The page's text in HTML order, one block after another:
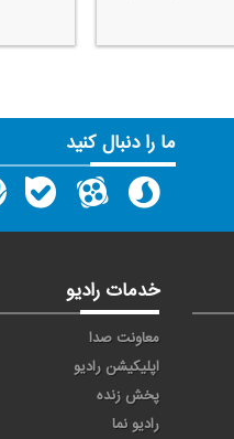
ما را دنبال کنید
خدمات رادیو
معاونت صدا
اپلیکیشن رادیو
پخش زنده
رادیو نما